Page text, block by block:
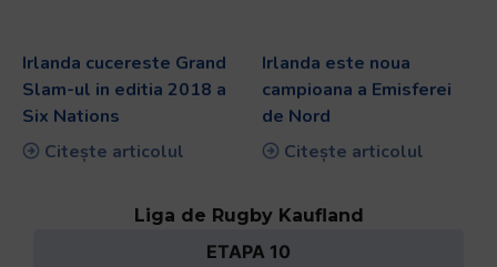
Irlanda cucereste Grand
Slam-ul in editia 2018 a
Six Nations
Citește articolul
Irlanda este noua
campioana a Emisferei
de Nord
Citește articolul
Liga de Rugby Kaufland
ETAPA 10